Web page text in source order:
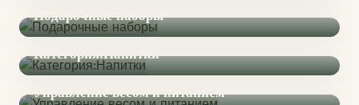
Подарочные наборы
Категория:Напитки
Управление весом и питанием